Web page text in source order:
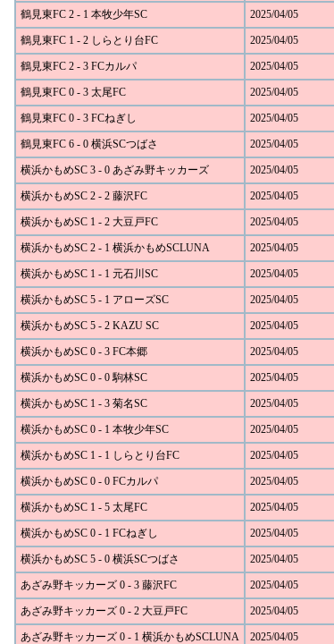
鶴見東FC 2 - 1 本牧少年SC 2025/04/05
鶴見東FC 1 - 2 しらとり台FC 2025/04/05
鶴見東FC 2 - 3 FCカルパ 2025/04/05
鶴見東FC 0 - 3 太尾FC 2025/04/05
鶴見東FC 0 - 3 FCねぎし 2025/04/05
鶴見東FC 6 - 0 横浜SCつばさ 2025/04/05
横浜かもめSC 3 - 0 あざみ野キッカーズ 2025/04/05
横浜かもめSC 2 - 2 藤沢FC 2025/04/05
横浜かもめSC 1 - 2 大豆戸FC 2025/04/05
横浜かもめSC 2 - 1 横浜かもめSCLUNA 2025/04/05
横浜かもめSC 1 - 1 元石川SC 2025/04/05
横浜かもめSC 5 - 1 アローズSC 2025/04/05
横浜かもめSC 5 - 2 KAZU SC 2025/04/05
横浜かもめSC 0 - 3 FC本郷 2025/04/05
横浜かもめSC 0 - 0 駒林SC 2025/04/05
横浜かもめSC 1 - 3 菊名SC 2025/04/05
横浜かもめSC 0 - 1 本牧少年SC 2025/04/05
横浜かもめSC 1 - 1 しらとり台FC 2025/04/05
横浜かもめSC 0 - 0 FCカルパ 2025/04/05
横浜かもめSC 1 - 5 太尾FC 2025/04/05
横浜かもめSC 0 - 1 FCねぎし 2025/04/05
横浜かもめSC 5 - 0 横浜SCつばさ 2025/04/05
あざみ野キッカーズ 0 - 3 藤沢FC 2025/04/05
あざみ野キッカーズ 0 - 2 大豆戸FC 2025/04/05
あざみ野キッカーズ 0 - 1 横浜かもめSCLUNA 2025/04/05